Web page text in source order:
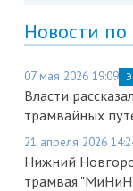
Новости по
07 мая 2026 19:09
Власти
трамвайных
21 апреля 2026
Нижний
трамвая